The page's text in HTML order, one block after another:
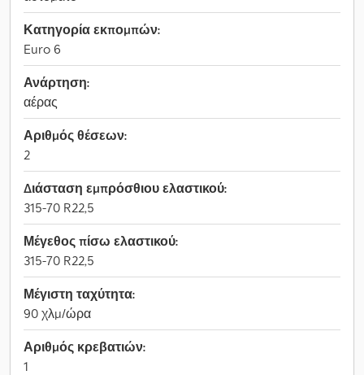
Κατηγορία εκπομπών:
Euro 6
Ανάρτηση:
αέρας
Αριθμός θέσεων:
2
Διάσταση εμπρόσθιου ελαστικού:
315-70 R22,5
Μέγεθος πίσω ελαστικού:
315-70 R22,5
Μέγιστη ταχύτητα:
90 χλμ/ώρα
Αριθμός κρεβατιών:
1